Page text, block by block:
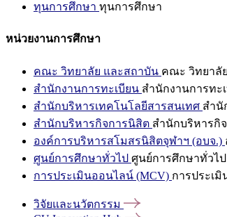
ทุนการศึกษา ทุนการศึกษา
หน่วยงานการศึกษา
คณะ วิทยาลัย และสถาบัน คณะ วิทยาลั
สำนักงานการทะเบียน สำนักงานการทะ
สำนักบริหารเทคโนโลยีสารสนเทศ สำนั
สำนักบริหารกิจการนิสิต สำนักบริหารกิ
องค์การบริหารสโมสรนิสิตจุฬาฯ (อบจ.)
ศูนย์การศึกษาทั่วไป ศูนย์การศึกษาทั่วไป
การประเมินออนไลน์ (MCV) การประเ
วิจัยและนวัตกรรม